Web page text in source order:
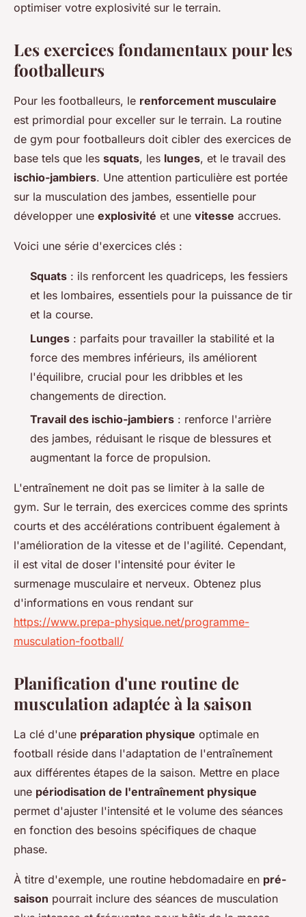
optimiser votre explosivité sur le terrain.
Les exercices fondamentaux pour les
footballeurs
Pour les footballeurs, le renforcement musculaire
est primordial pour exceller sur le terrain. La routine
de gym pour footballeurs doit cibler des exercices de
base tels que les squats, les lunges, et le travail des
ischio-jambiers. Une attention particulière est portée
sur la musculation des jambes, essentielle pour
développer une explosivité et une vitesse accrues.
Voici une série d'exercices clés :
Squats : ils renforcent les quadriceps, les fessiers
et les lombaires, essentiels pour la puissance de tir
et la course.
Lunges : parfaits pour travailler la stabilité et la
force des membres inférieurs, ils améliorent
l'équilibre, crucial pour les dribbles et les
changements de direction.
Travail des ischio-jambiers : renforce l'arrière
des jambes, réduisant le risque de blessures et
augmentant la force de propulsion.
L'entraînement ne doit pas se limiter à la salle de
gym. Sur le terrain, des exercices comme des sprints
courts et des accélérations contribuent également à
l'amélioration de la vitesse et de l'agilité. Cependant,
il est vital de doser l'intensité pour éviter le
surmenage musculaire et nerveux. Obtenez plus
d'informations en vous rendant sur
https://www.prepa-physique.net/programme-
musculation-football/
Planification d'une routine de
musculation adaptée à la saison
La clé d'une préparation physique optimale en
football réside dans l'adaptation de l'entraînement
aux différentes étapes de la saison. Mettre en place
une périodisation de l'entraînement physique
permet d'ajuster l'intensité et le volume des séances
en fonction des besoins spécifiques de chaque
phase.
À titre d'exemple, une routine hebdomadaire en pré-
saison pourrait inclure des séances de musculation